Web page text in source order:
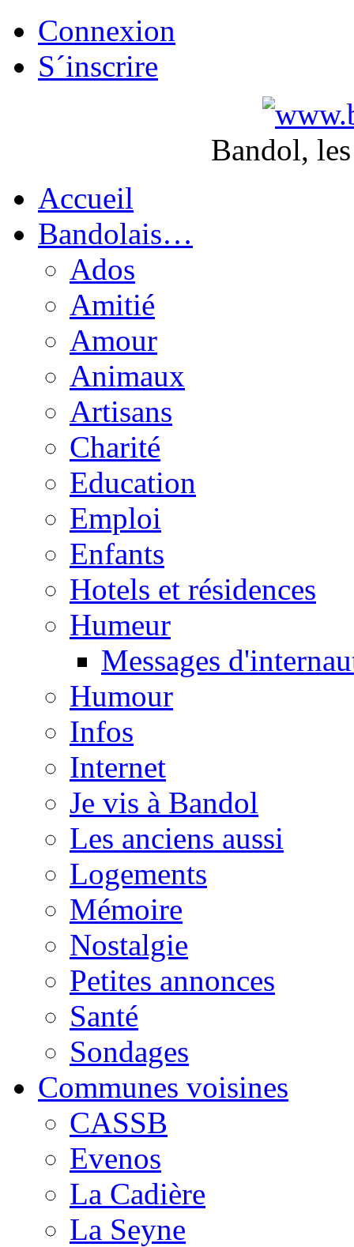
Connexion
S´inscrire
Bandol,
Accueil
Bandolais…
Ados
Amitié
Amour
Animaux
Artisans
Charité
Education
Emploi
Enfants
Hotels et résidences
Humeur
Messages
Humour
Infos
Internet
Je vis à Bandol
Les anciens aussi
Logements
Mémoire
Nostalgie
Petites annonces
Santé
Sondages
Communes voisines
CASSB
Evenos
La Cadière
La Seyne